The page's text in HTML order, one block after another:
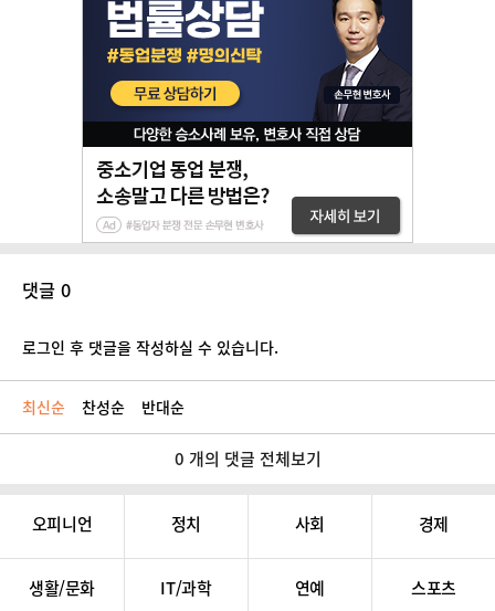
댓글 0
로그인 후 댓글을 작성하실 수 있습니다.
최신순 찬성순 반대순
0 개의 댓글 전체보기
오피니언 정치 사회 경제
생활/문화 IT/과학 연예 스포츠